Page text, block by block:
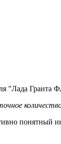
Гранта
понятный